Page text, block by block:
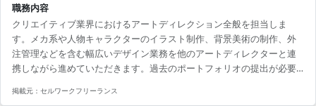
職務内容
クリエイティブ業界におけるアートディレクション全般を担当しま
す。メカ系や人物キャラクターのイラスト制作、背景美術の制作、外
注管理などを含む幅広いデザイン業務を他のアートディレクターと連
携しながら進めていただきます。過去のポートフォリオの提出が必要
トディレクション ・背景美術の制作とアートディレクション ・アセッ
掲載元： セルワークフリーランス